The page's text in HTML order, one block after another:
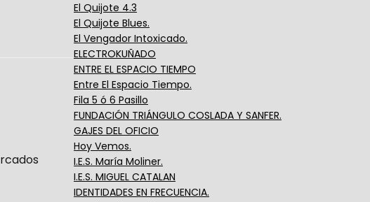
El Quijote 4.3
El Quijote Blues.
El Vengador Intoxicado.
ELECTROKUÑADO
ENTRE EL ESPACIO TIEMPO
Entre El Espacio Tiempo.
Fila 5 ó 6 Pasillo
FUNDACIÓN TRIÁNGULO COSLADA Y SANFER.
GAJES DEL OFICIO
Hoy Vemos.
I.E.S. María Moliner.
I.E.S. MIGUEL CATALAN
IDENTIDADES EN FRECUENCIA.